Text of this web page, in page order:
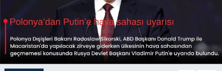
Türkiye